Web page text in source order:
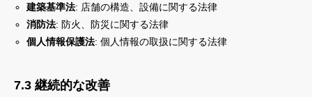
建築基準法: 店舗の構造、設備に関する法律
消防法: 防火、防災に関する法律
個人情報保護法: 個人情報の取扱に関する法律
7.3 継続的な改善